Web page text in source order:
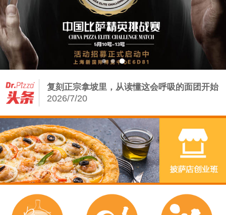
Dr.Pizza2026第三季度培训课程排期：从0
从饼底到堡胚：披萨店の手工基因——汉堡增
量密码
2026/8/5
披萨店如何借力手工汉堡炸鸡，打赢存量争夺
复刻正宗拿坡里，从读懂这会呼吸的面团开始
2026/7/20
Dr.Pizza2026第三季度培训课程排期：从0
2026/7/13
从饼底到堡胚：披萨店の手工基因——汉堡增
量密码
2026/8/5